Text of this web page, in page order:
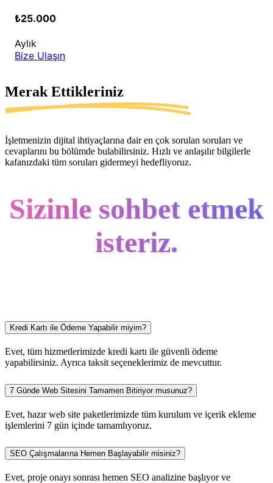
₺25.000
Aylık
Bize Ulaşın
Merak Ettikleriniz
İşletmenizin dijital ihtiyaçlarına dair en çok sorulan soruları ve
cevaplarını bu bölümde bulabilirsiniz. Hızlı ve anlaşılır bilgilerle
kafanızdaki tüm soruları gidermeyi hedefliyoruz.
Sizinle sohbet etmek
isteriz.
Kredi Kartı ile Ödeme Yapabilir miyim?
Evet, tüm hizmetlerimizde kredi kartı ile güvenli ödeme
yapabilirsiniz. Ayrıca taksit seçeneklerimiz de mevcuttur.
7 Günde Web Sitesini Tamamen Bitiriyor musunuz?
Evet, hazır web site paketlerimizde tüm kurulum ve içerik ekleme
işlemlerini 7 gün içinde tamamlıyoruz.
SEO Çalışmalarına Hemen Başlayabilir misiniz?
Evet, proje onayı sonrası hemen SEO analizine başlıyor ve